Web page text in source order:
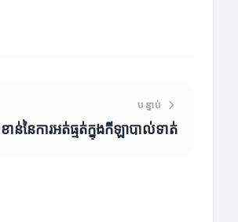
បន្ទាប់
ាន់នៃការអត់ធ្មត់ក្នុងកីឡាបាល់ទាត់